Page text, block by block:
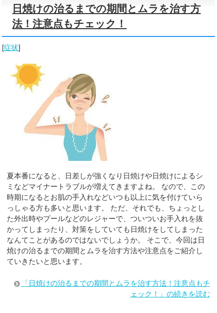
日焼けの治るまでの期間とムラを治す方
法！注意点もチェック！
[症状]
夏本番になると、日差しが強くなり日焼けや日焼けによるシ
ミなどマイナートラブルが増えてきますよね。 なので、この
時期になるとお肌の手入れなどいつも以上に気を付けていら
っしゃる方も多いと思います。 ただ、それでも、ちょっとし
た外出時やプールなどのレジャーで、ついついお手入れを抜
かってしまったり、対策をしていても日焼けをしてしまった
なんてことがあるのではないでしょうか。 そこで、今回は日
焼けの治るまでの期間とムラを治す方法や注意点をご紹介し
ていきたいと思います。
「日焼けの治るまでの期間とムラを治す方法！注意点もチ
ェック！」の続きを読む